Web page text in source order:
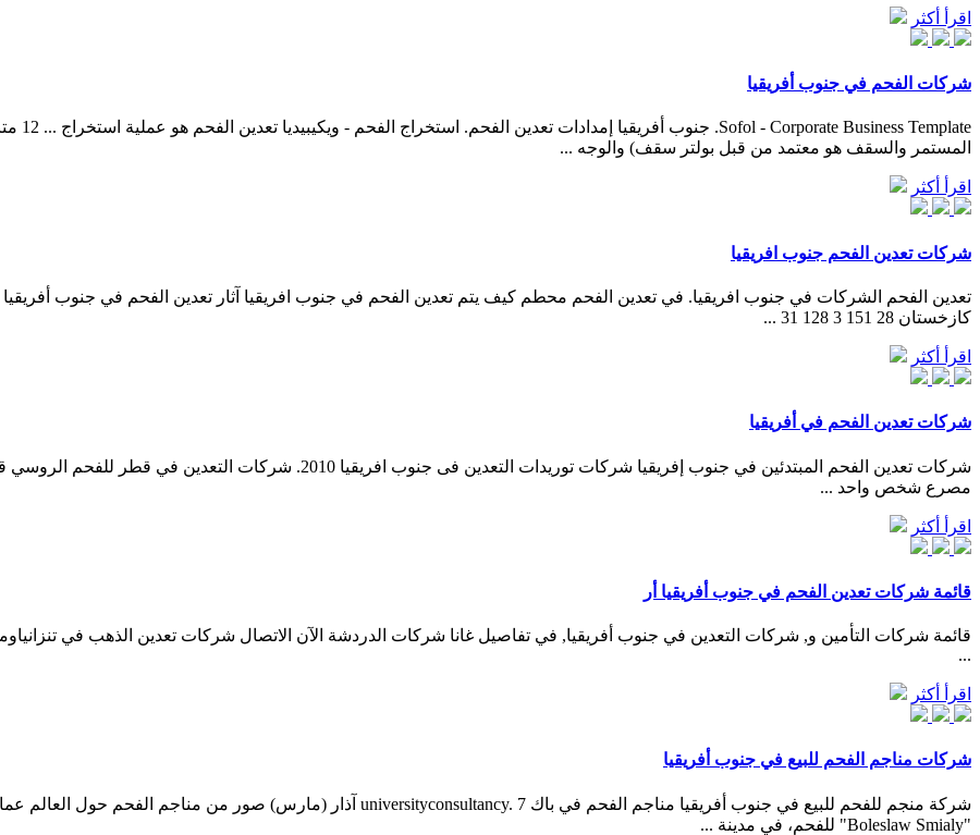
اقرأ أكثر
شركات الفحم في جنوب أفريقيا
المستمر والسقف هو معتمد من قبل بولتر سقف) والوجه ...
اقرأ أكثر
شركات تعدين الفحم جنوب افريقيا
كازخستان 28 151 3 128 31 ...
اقرأ أكثر
شركات تعدين الفحم في أفريقيا
مصرع شخص واحد ...
اقرأ أكثر
قائمة شركات تعدين الفحم في جنوب أفريقيا أر
قائمة شركات التأمين و, شركات التعدين في جنوب أفريقيا, في تفاصيل غانا شركات الدردشة الآن الاتصال شركات تعدين الذهب في
...
اقرأ أكثر
شركات مناجم الفحم للبيع في جنوب أفريقيا
"Boleslaw Smialy" للفحم، في مدينة ...